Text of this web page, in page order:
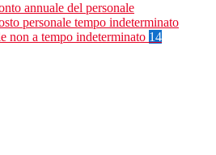
annuale del personale
personale tempo indeterminato
non a tempo indeterminato 14